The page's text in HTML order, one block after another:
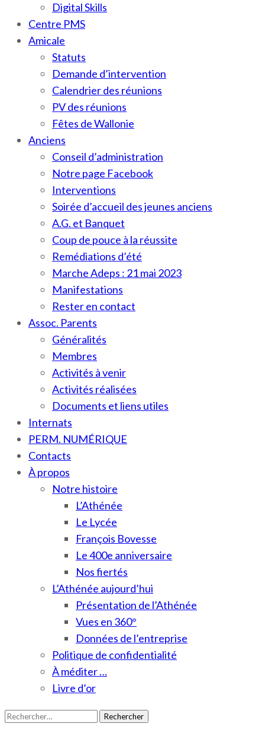
Digital Skills
Centre PMS
Amicale
Statuts
Demande d’intervention
Calendrier des réunions
PV des réunions
Fêtes de Wallonie
Anciens
Conseil d’administration
Notre page Facebook
Interventions
Soirée d’accueil des jeunes anciens
A.G. et Banquet
Coup de pouce à la réussite
Remédiations d’été
Marche Adeps : 21 mai 2023
Manifestations
Rester en contact
Assoc. Parents
Généralités
Membres
Activités à venir
Activités réalisées
Documents et liens utiles
Internats
PERM. NUMÉRIQUE
Contacts
À propos
Notre histoire
L’Athénée
Le Lycée
François Bovesse
Le 400e anniversaire
Nos fiertés
L’Athénée aujourd’hui
Présentation de l’Athénée
Vues en 360°
Données de l’entreprise
Politique de confidentialité
À méditer …
Livre d’or
Rechercher :